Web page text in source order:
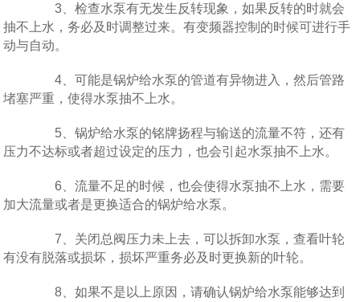
3、检查水泵有无发生反转现象，如果反转的时就会
抽不上水，务必及时调整过来。有变频器控制的时候可进行手
动与自动。
4、可能是锅炉给水泵的管道有异物进入，然后管路
堵塞严重，使得水泵抽不上水。
5、锅炉给水泵的铭牌扬程与输送的流量不符，还有
压力不达标或者超过设定的压力，也会引起水泵抽不上水。
6、流量不足的时候，也会使得水泵抽不上水，需要
加大流量或者是更换适合的锅炉给水泵。
7、关闭总阀压力未上去，可以拆卸水泵，查看叶轮
有没有脱落或损坏，损坏严重务必及时更换新的叶轮。
8、如果不是以上原因，请确认锅炉给水泵能够达到